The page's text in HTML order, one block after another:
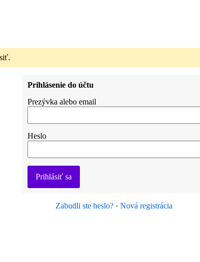
Prihlásenie do účtu
Prezývka alebo email
Heslo
Prihlásiť sa
Zabudli ste heslo? · Nová registrácia